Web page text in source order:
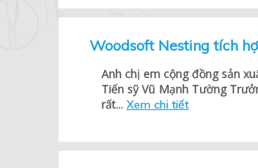
Woodsoft Nesting tích
Anh chị em cộng đồng sản
Tiến sỹ Vũ Mạnh Tường
rất... Xem chi tiết